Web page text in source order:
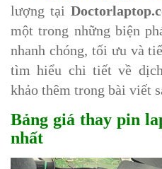
lượng tại
một trong những biện
nhanh chóng, tối ưu và
tìm hiểu chi tiết về
khảo thêm trong bài viết
Bảng giá thay pin
nhất